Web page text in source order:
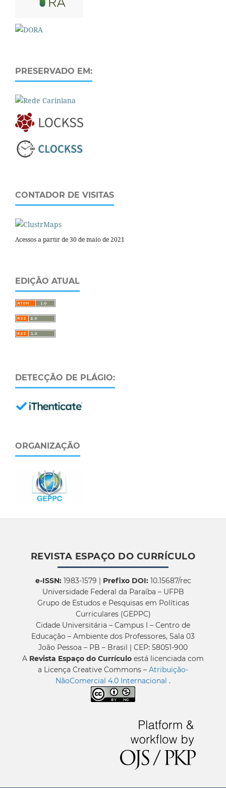
PRESERVADO EM:
CONTADOR DE VISITAS
Acessos a partir de 30 de maio de 2021
EDIÇÃO ATUAL
DETECÇÃO DE PLÁGIO:
ORGANIZAÇÃO
REVISTA ESPAÇO DO CURRÍCULO
e-ISSN:1983-1579 | Prefixo DOI:10.15687/rec
Universidade Federal da Paraíba – UFPB
Grupo de Estudos e Pesquisas em Políticas
Curriculares (GEPPC)
Cidade Universitária – Campus I – Centro de
Educação – Ambiente dos Professores, Sala 03
João Pessoa – PB – Brasil | CEP: 58051-900
A Revista Espaço do Currículo está licenciada com
a Licença Creative Commons – Atribuição-
NãoComercial 4.0 Internacional .